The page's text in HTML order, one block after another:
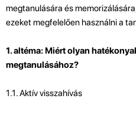
megtanulására és
ezeket megfelelően használni a
1. altéma: Miért olyan
megtanulásához?
1.1. Aktív visszahívás